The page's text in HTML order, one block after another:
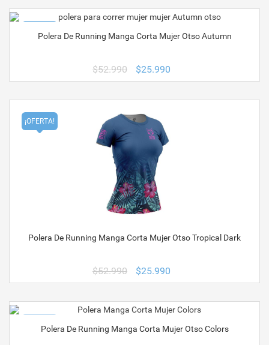
era:
$52.990.
es:
$25.990.
Polera De Running Manga Corta Mujer Otso Autumn
$52.990
El
precio
era:
$52.990.
$25.990
precio
es:
¡OFERTA!
Polera De Running Manga Corta Mujer Otso Tropical Dark
$52.990
El
precio
era:
$52.990.
$25.990
precio
es:
$25.990.
Polera De Running Manga Corta Mujer Otso Colors